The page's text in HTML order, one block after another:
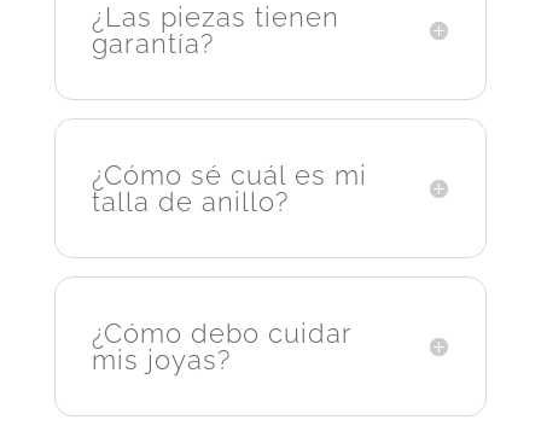
¿Las piezas tienen
garantía?
¿Cómo sé cuál es mi
talla de anillo?
¿Cómo debo cuidar
mis joyas?